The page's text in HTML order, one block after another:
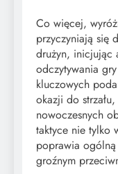
Co więcej,
przyczyniają się
drużyn, inicjując
odczytywania
kluczowych
okazji do
nowoczesnych
taktyce nie tylko
poprawia
groźnym